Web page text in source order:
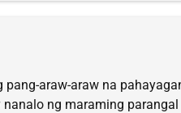
araw-araw na
ng maraming